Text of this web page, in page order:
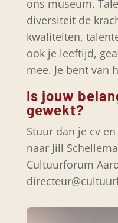
ons museum.
diversiteit de
kwaliteiten,
ook je leeftijd,
mee. Je bent van
Is jouw
gewekt?
Stuur dan je cv
naar Jill
Cultuurforum